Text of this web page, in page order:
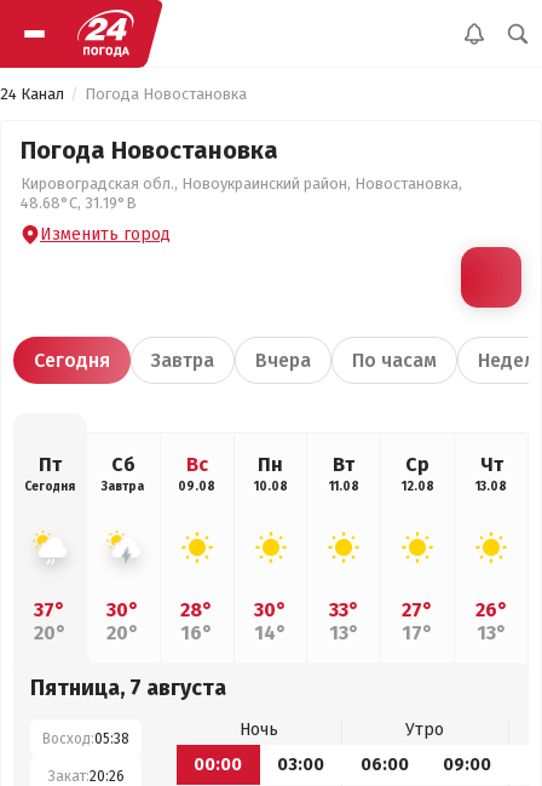
24 Канал Погода Новостановка
Погода Новостановка
Кировоградская обл., Новоукраинский район, Новостановка,
48.68°С, 31.19°В
Изменить город
Сегодня Завтра Вчера По часам
Пт
Сегодня
37°
20°
Сб
Завтра
30°
20°
Вс
09.08
28°
16°
Пн
10.08
30°
14°
Вт
11.08
33°
13°
Ср
12.08
27°
17°
Чт
13.08
26°
13°
Пятница, 7 августа
Восход:05:38
Закат:20:26
Ночь
Утро
00:00
03:00 06:00 09:00